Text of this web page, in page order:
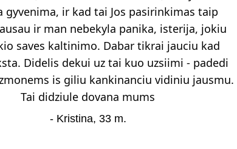
gyvenima, ir kad tai Jos pasirinkimas taip
ir man nebekyla panika, isterija, jokiu
saves kaltinimo. Dabar tikrai jauciu kad
Didelis dekui uz tai kuo uzsiimi - padedi
is giliu kankinanciu vidiniu jausmu.
Tai didziule dovana mums
- Kristina, 33 m.